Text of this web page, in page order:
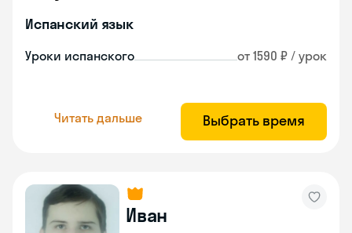
Испанский язык
Уроки испанского от 1590 ₽ / урок
Читать дальше Выбрать время
Иван